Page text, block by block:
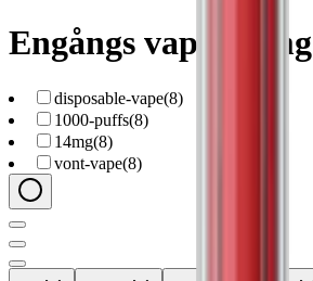
Engångs vape 14 mg
disposable-vape(8)
1000-puffs(8)
14mg(8)
vont-vape(8)